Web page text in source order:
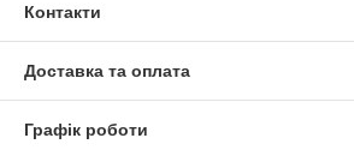
Контакти
Доставка та оплата
Графік роботи